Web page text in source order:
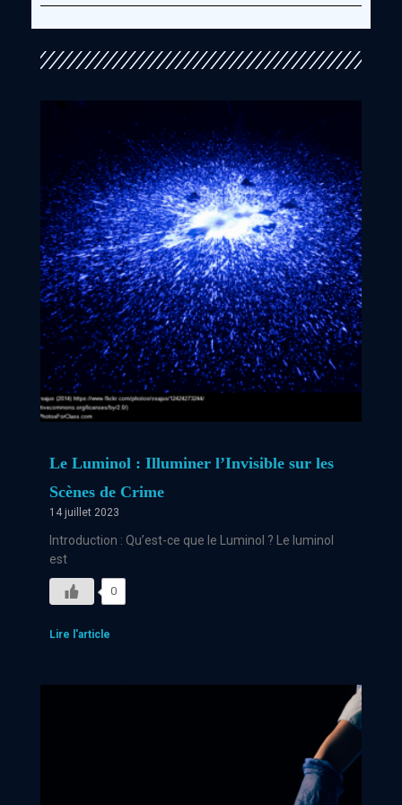
Le Luminol : Illuminer l’Invisible sur les
Scènes de Crime
14 juillet 2023
Introduction : Qu’est-ce que le Luminol ? Le luminol
est
0
Lire l'article